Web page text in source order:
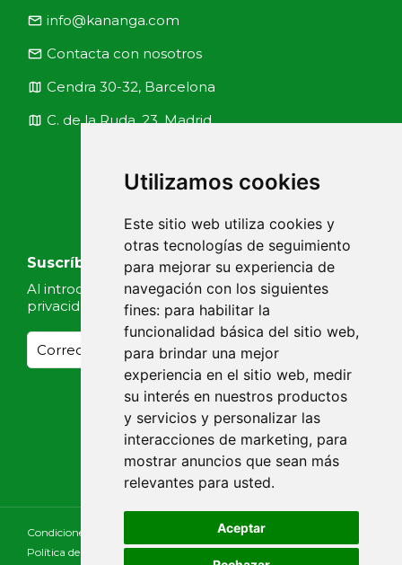
Utilizamos cookies
Este sitio web utiliza cookies y
otras tecnologías de seguimiento
para mejorar su experiencia de
navegación con los siguientes
fines: para habilitar la
funcionalidad básica del sitio web,
para brindar una mejor
experiencia en el sitio web, medir
su interés en nuestros productos
y servicios y personalizar las
interacciones de marketing, para
mostrar anuncios que sean más
relevantes para usted.
Aceptar
email info@kananga.com
email Contacta con nosotros
map Cendra 30-32, Barcelona
map C. de la Ruda, 23, Madrid
Suscríbete a nuestras noticias
Al introducir tu email, aceptas nuestraPolítica de
privacidad
Condiciones Generales Aviso Legal
Política de Cookies
Política de Privacidad
Declaración de Accesibilidad